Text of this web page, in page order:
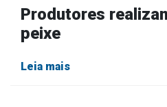
Produtores
peixe
Leia mais